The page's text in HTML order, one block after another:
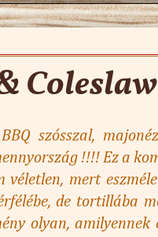
szósszal,
!!!! Ez a
véletlen, mert
de tortillába
olyan, amilyennek